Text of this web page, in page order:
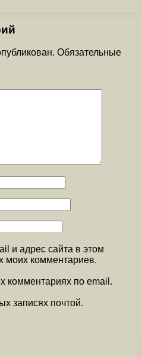
Обязательные
и адрес сайта в этом
моих комментариев.
комментариях по email.
записях почтой.